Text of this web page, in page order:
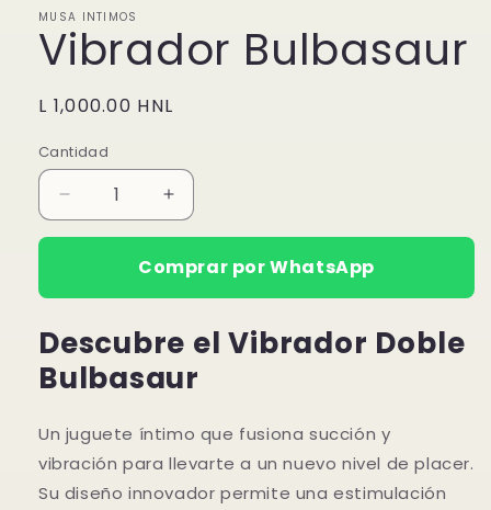
MUSA INTIMOS
Vibrador Bulbasaur
Precio
L 1,000.00 HNL
Cantidad
Reducir
cantidad
Bulbasaur
Aumentar
cantidad
Vibrador
Bulbasaur
Comprar por WhatsApp
Descubre el Vibrador Doble
Bulbasaur
Un juguete íntimo que fusiona succión y
vibración para llevarte a un nuevo nivel de placer.
Su diseño innovador permite una estimulación